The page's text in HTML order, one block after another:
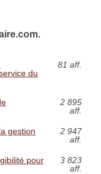
du
81 aff.
2 895
aff.
gestion
2 947
aff.
pour
3 823
aff.